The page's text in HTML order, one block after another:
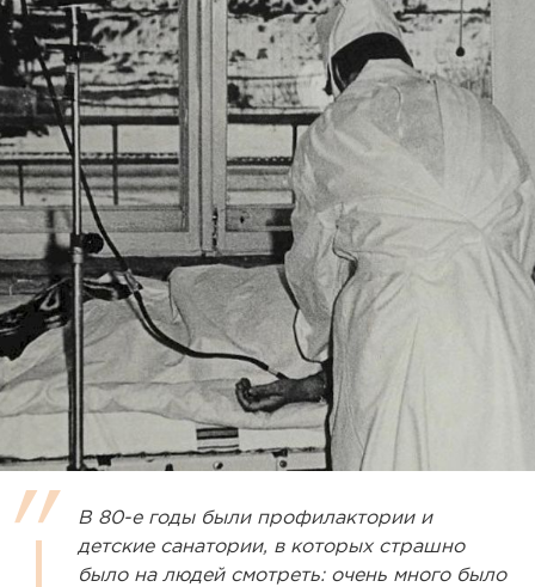
В 80-е годы были профилактории и
детские санатории, в которых страшно
было на людей смотреть: очень много было